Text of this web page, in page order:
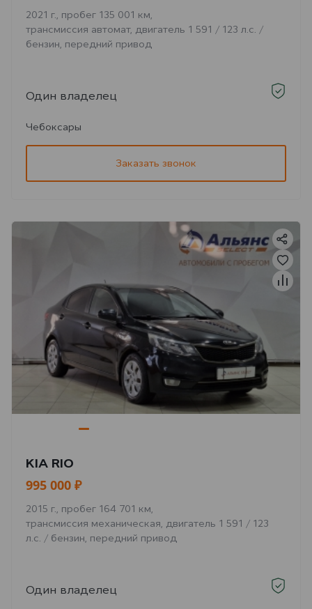
2021 г., пробег 135 001 км,
трансмиссия автомат, двигатель 1 591 / 123 л.с. /
бензин, передний привод
Один владелец
Чебоксары
Заказать звонок
KIA RIO
995 000 ₽
2015 г., пробег 164 701 км,
трансмиссия механическая, двигатель 1 591 / 123
л.с. / бензин, передний привод
Один владелец